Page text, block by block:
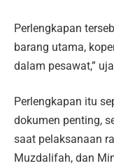
Perlengkapan
barang utama,
dalam pesawat,”
Perlengkapan itu
dokumen penting,
saat pelaksanaan
Muzdalifah, dan